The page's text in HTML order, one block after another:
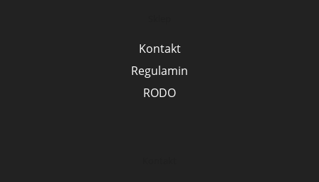
Kontakt
Regulamin
RODO